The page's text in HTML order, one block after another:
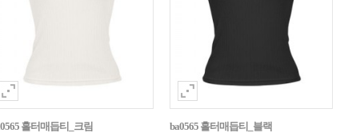
홀터매듭티_크림 ba0565 홀터매듭티_블랙